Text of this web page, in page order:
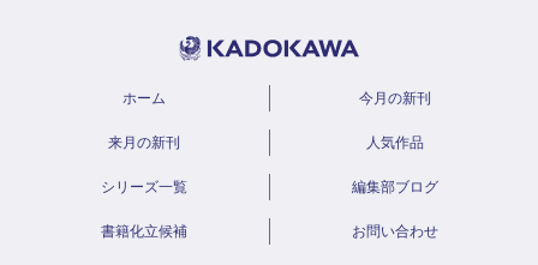
ホーム 今月の新刊
来月の新刊 人気作品
シリーズ一覧 編集部ブログ
書籍化立候補 お問い合わせ